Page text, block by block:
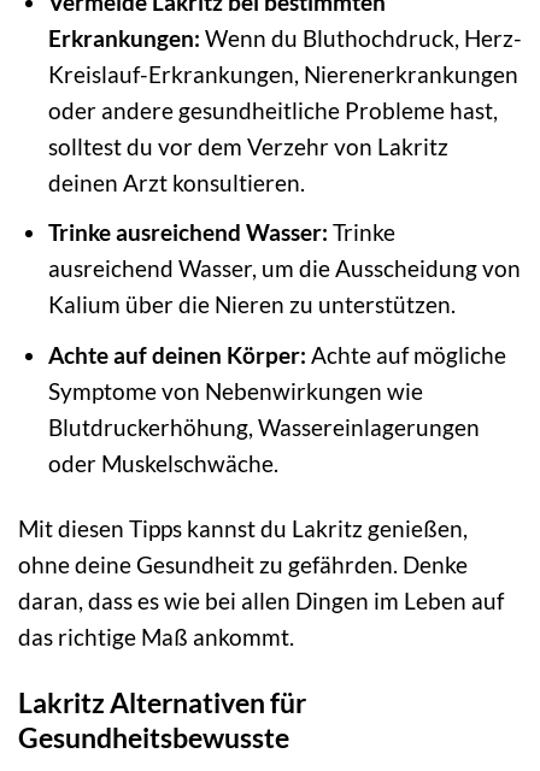
Erkrankungen: Wenn du Bluthochdruck, Herz-
Kreislauf-Erkrankungen, Nierenerkrankungen
oder andere gesundheitliche Probleme hast,
solltest du vor dem Verzehr von Lakritz
deinen Arzt konsultieren.
Trinke ausreichend Wasser: Trinke
ausreichend Wasser, um die Ausscheidung von
Kalium über die Nieren zu unterstützen.
Achte auf deinen Körper: Achte auf mögliche
Symptome von Nebenwirkungen wie
Blutdruckerhöhung, Wassereinlagerungen
oder Muskelschwäche.
Mit diesen Tipps kannst du Lakritz genießen,
ohne deine Gesundheit zu gefährden. Denke
daran, dass es wie bei allen Dingen im Leben auf
das richtige Maß ankommt.
Lakritz Alternativen für
Gesundheitsbewusste